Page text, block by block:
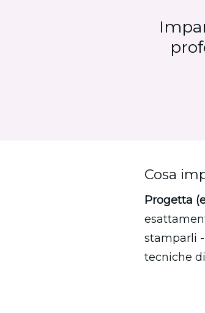
Cosa
Progetta
stamparli
tecniche